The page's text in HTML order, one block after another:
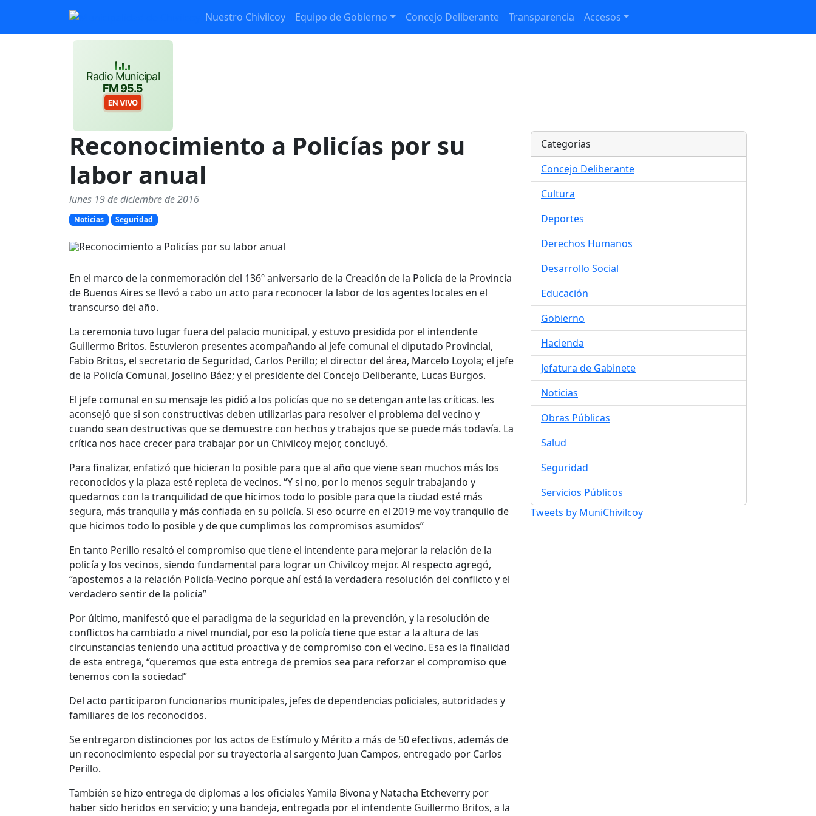
Nuestro Chivilcoy Equipo de Gobierno Concejo Deliberante Transparencia Accesos
Radio Municipal
FM 95.5
EN VIVO
Reconocimiento a Policías por su
labor anual
lunes 19 de diciembre de 2016
Noticias Seguridad
En el marco de la conmemoración del 136º aniversario de la Creación de la Policía de la Provincia
de Buenos Aires se llevó a cabo un acto para reconocer la labor de los agentes locales en el
transcurso del año.
La ceremonia tuvo lugar fuera del palacio municipal, y estuvo presidida por el intendente
Guillermo Britos. Estuvieron presentes acompañando al jefe comunal el diputado Provincial,
Fabio Britos, el secretario de Seguridad, Carlos Perillo; el director del área, Marcelo Loyola; el jefe
de la Policía Comunal, Joselino Báez; y el presidente del Concejo Deliberante, Lucas Burgos.
El jefe comunal en su mensaje les pidió a los policías que no se detengan ante las críticas. les
aconsejó que si son constructivas deben utilizarlas para resolver el problema del vecino y
cuando sean destructivas que se demuestre con hechos y trabajos que se puede más todavía. La
crítica nos hace crecer para trabajar por un Chivilcoy mejor, concluyó.
Para finalizar, enfatizó que hicieran lo posible para que al año que viene sean muchos más los
reconocidos y la plaza esté repleta de vecinos. “Y si no, por lo menos seguir trabajando y
quedarnos con la tranquilidad de que hicimos todo lo posible para que la ciudad esté más
segura, más tranquila y más confiada en su policía. Si eso ocurre en el 2019 me voy tranquilo de
que hicimos todo lo posible y de que cumplimos los compromisos asumidos”
En tanto Perillo resaltó el compromiso que tiene el intendente para mejorar la relación de la
policía y los vecinos, siendo fundamental para lograr un Chivilcoy mejor. Al respecto agregó,
“apostemos a la relación Policía-Vecino porque ahí está la verdadera resolución del conflicto y el
verdadero sentir de la policía”
Por último, manifestó que el paradigma de la seguridad en la prevención, y la resolución de
conflictos ha cambiado a nivel mundial, por eso la policía tiene que estar a la altura de las
circunstancias teniendo una actitud proactiva y de compromiso con el vecino. Esa es la finalidad
de esta entrega, “queremos que esta entrega de premios sea para reforzar el compromiso que
tenemos con la sociedad”
Del acto participaron funcionarios municipales, jefes de dependencias policiales, autoridades y
familiares de los reconocidos.
Se entregaron distinciones por los actos de Estímulo y Mérito a más de 50 efectivos, además de
un reconocimiento especial por su trayectoria al sargento Juan Campos, entregado por Carlos
Perillo.
También se hizo entrega de diplomas a los oficiales Yamila Bivona y Natacha Etcheverry por
haber sido heridos en servicio; y una bandeja, entregada por el intendente Guillermo Britos, a la
Categorías
Concejo Deliberante
Cultura
Deportes
Derechos Humanos
Desarrollo Social
Educación
Gobierno
Hacienda
Jefatura de Gabinete
Noticias
Obras Públicas
Salud
Seguridad
Servicios Públicos
Tweets by MuniChivilcoy